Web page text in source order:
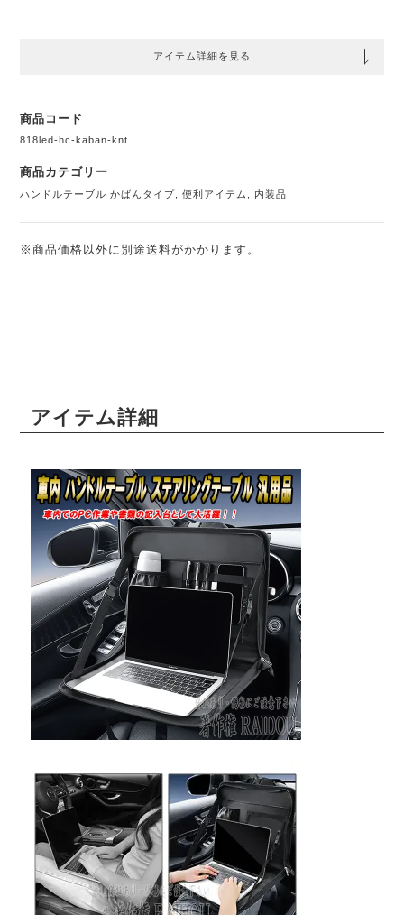
アイテム詳細を見る
商品コード
818led-hc-kaban-knt
商品カテゴリー
ハンドルテーブル かばんタイプ ,便利アイテム 内装品
※商品価格以外に別途送料がかかります。
アイテム詳細